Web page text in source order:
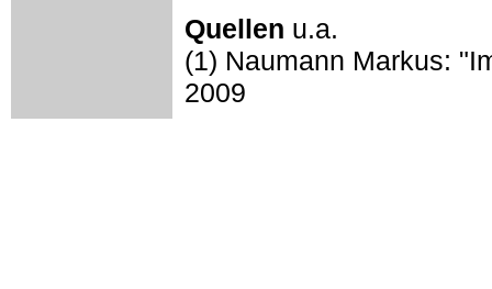
Quellen u.a.
(1) Naumann Markus:
2009